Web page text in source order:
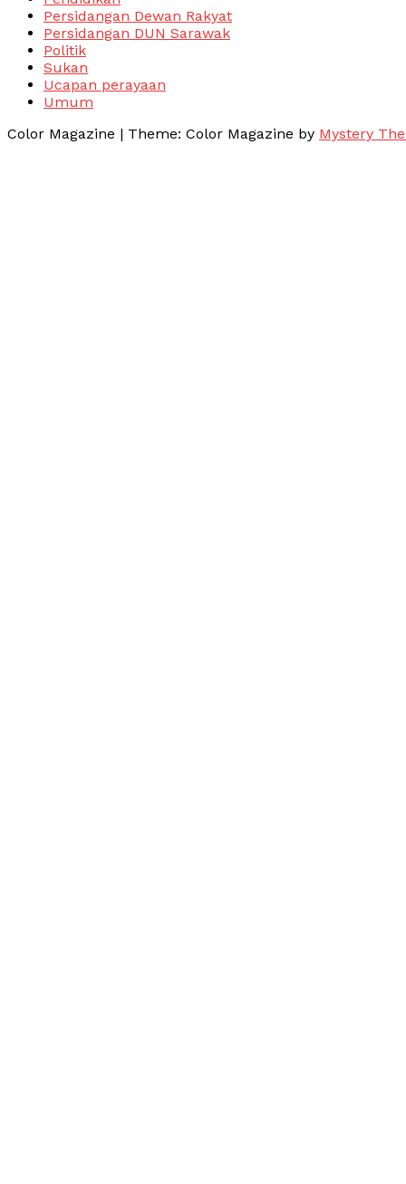
Persidangan Dewan Rakyat
Persidangan DUN Sarawak
Politik
Sukan
Ucapan perayaan
Umum
Color Magazine | Theme: Color Magazine by Mystery